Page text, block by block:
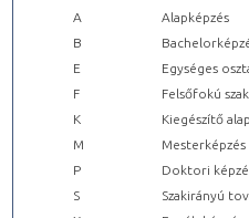
A
Alapképzés
B
E
Egységes
F
Felsőfokú
K
Kiegészítő
M
Mesterképzés
P
Doktori
S
Szakirányú